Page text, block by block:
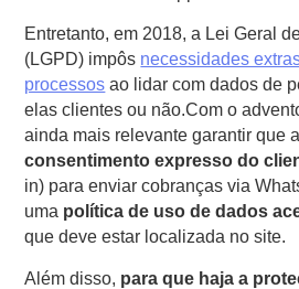
Entretanto, em 2018, a Lei Geral
(LGPD) impôs necessidades
processos ao lidar com dados de
elas clientes ou não.Com o
ainda mais relevante garantir que
consentimento expresso do
in) para enviar cobranças via
uma política de uso de dados
que deve estar localizada no site.
Além disso, para que haja a